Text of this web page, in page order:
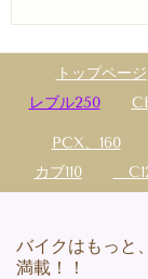
トップページ
レブル250
PCX、160
カブ110
バイクはもっと
満載！！